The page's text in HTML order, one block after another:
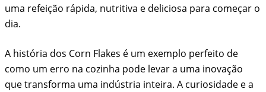
uma refeição rápida, nutritiva e deliciosa para começar o
dia.
A história dos Corn Flakes é um exemplo perfeito de
como um erro na cozinha pode levar a uma inovação
que transforma uma indústria inteira. A curiosidade e a